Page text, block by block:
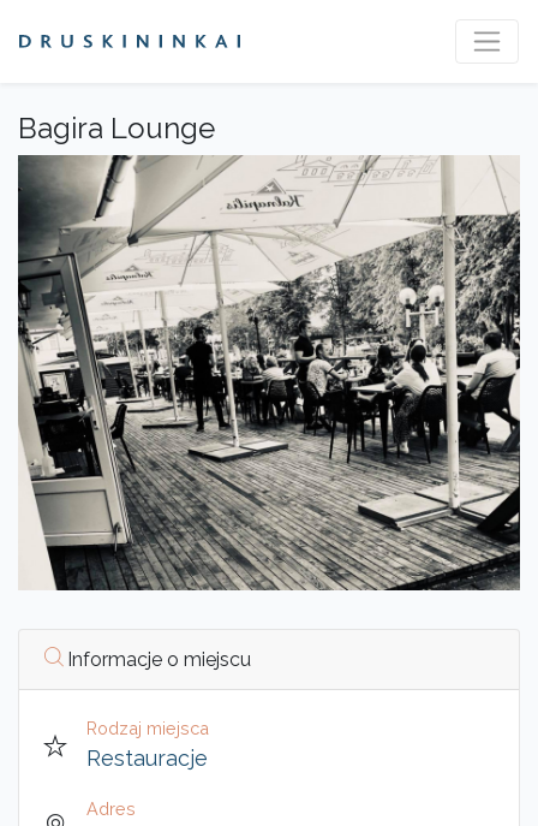
Bagira Lounge
Informacje o miejscu
Rodzaj miejsca
Restauracje
Adres